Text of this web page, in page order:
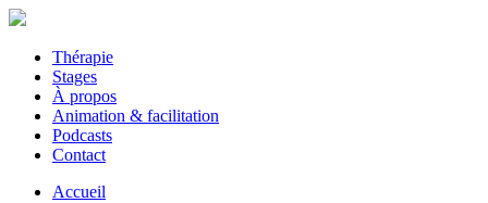
Thérapie
Stages
À propos
Animation & facilitation
Podcasts
Contact
Accueil